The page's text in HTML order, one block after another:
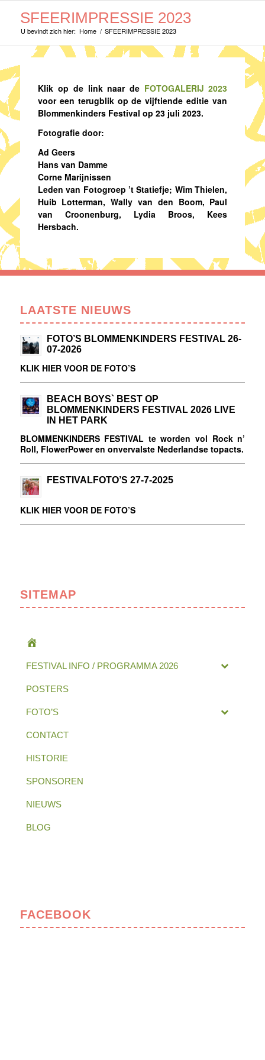
SFEERIMPRESSIE 2023
U bevindt zich hier: Home / SFEERIMPRESSIE 2023
Klik op de link naar de FOTOGALERIJ 2023
voor een terugblik op de vijftiende editie van
Blommenkinders Festival op 23 juli 2023.
Fotografie door:
Ad Geers
Hans van Damme
Corne Marijnissen
Leden van Fotogroep ’t Statiefje; Wim Thielen,
Huib Lotterman, Wally van den Boom, Paul
van Croonenburg, Lydia Broos, Kees
Hersbach.
LAATSTE NIEUWS
FOTO’S BLOMMENKINDERS FESTIVAL 26-
07-2026
KLIK HIER VOOR DE FOTO’S
BEACH BOYS` BEST OP
BLOMMENKINDERS FESTIVAL 2026 LIVE
IN HET PARK
BLOMMENKINDERS FESTIVAL te worden vol Rock n’
Roll, FlowerPower en onvervalste Nederlandse topacts.
FESTIVALFOTO’S 27-7-2025
KLIK HIER VOOR DE FOTO’S
SITEMAP
FESTIVAL INFO / PROGRAMMA 2026
POSTERS
FOTO’S
CONTACT
HISTORIE
SPONSOREN
NIEUWS
BLOG
FACEBOOK